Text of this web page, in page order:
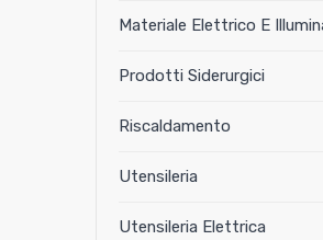
Materiale Elettrico E
Prodotti Siderurgici
Riscaldamento
Utensileria
Utensileria Elettrica